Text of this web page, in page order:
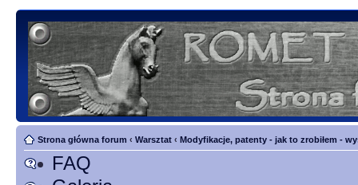
Strona główna forum ‹ Warsztat ‹ Modyfikacje, patenty - jak to zrobiłem -
FAQ